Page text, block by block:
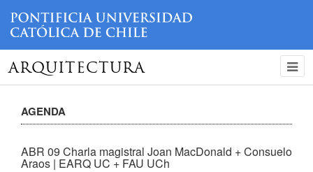
ARQUITECTURA
AGENDA
ABR 09 Charla magistral Joan MacDonald + Consuelo
Araos | EARQ UC + FAU UCh